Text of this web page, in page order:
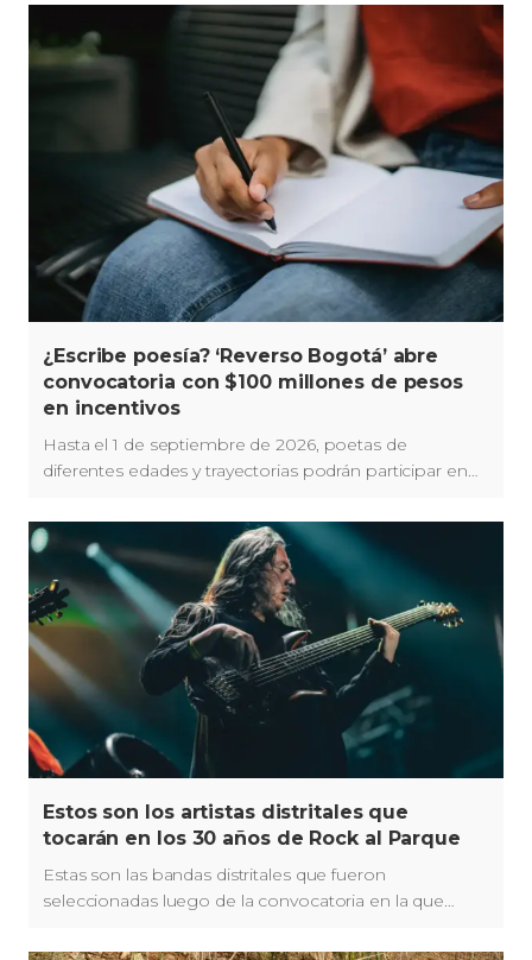
¿Escribe poesía? ‘Reverso Bogotá’ abre
convocatoria con $100 millones de pesos
en incentivos
Hasta el 1 de septiembre de 2026, poetas de
diferentes edades y trayectorias podrán participar en
Estos son los artistas distritales que
tocarán en los 30 años de Rock al Parque
Estas son las bandas distritales que fueron
seleccionadas luego de la convocatoria en la que